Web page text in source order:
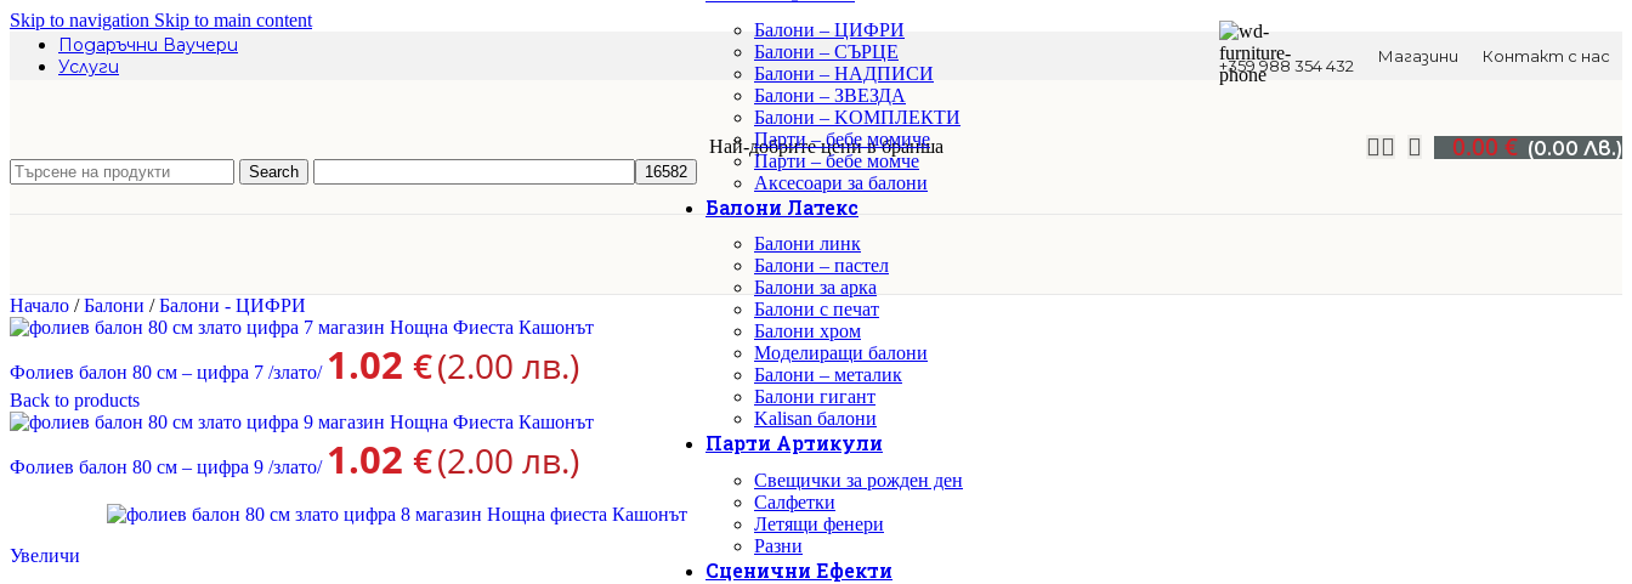
Skip to navigation Skip to main content
Подаръчни Ваучери
Услуги
+359 988 354 432 Магазини Контакт с нас
Search
Най-добрите цени в бранша 0.00€ (0.00 Лв.)
Балони – ЦИФРИ
Балони – СЪРЦЕ
Балони – НАДПИСИ
Балони – ЗВЕЗДА
Балони – KОМПЛЕКТИ
Парти – бебе момиче
Парти – бебе момче
Аксесоари за балони
Балони Латекс
Балони линк
Балони – пастел
Балони за арка
Балони с печат
Балони хром
Моделиращи балони
Балони – металик
Балони гигант
Kalisan балони
Парти Артикули
Свещички за рожден ден
Салфетки
Летящи фенери
Разни
Сценични Ефекти
Начало / Балони / Балони - ЦИФРИ
Фолиев балон 80 см – цифра 7 /злато/ 1.02 €(2.00 лв.)
Back to products
Фолиев балон 80 см – цифра 9 /злато/ 1.02 €(2.00 лв.)
Увеличи